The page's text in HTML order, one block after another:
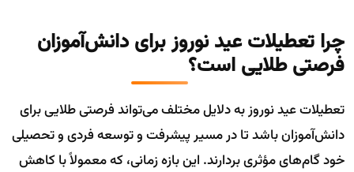
چرا تعطیلات عید نوروز برای دانش‌آموزان
فرصتی طلایی است؟
تعطیلات عید نوروز به دلایل مختلف می‌تواند فرصتی طلایی برای
دانش‌آموزان باشد تا در مسیر پیشرفت و توسعه فردی و تحصیلی
خود گام‌های مؤثری بردارند. این بازه زمانی، که معمولاً با کاهش